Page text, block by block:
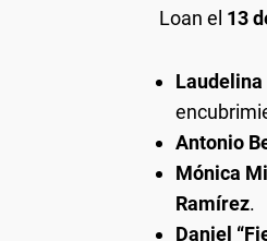
Loan el 13
Laudelina
Antonio
Mónica
Ramírez.
Daniel